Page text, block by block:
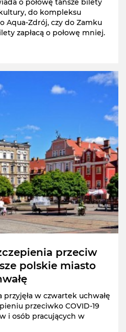
do kompleksu
Aqua-Zdrój, czy do Zamku
zapłacą o połowę mniej.
przeciw
polskie miasto
przyjęła w czwartek uchwałę
przeciwko COVID-19
i osób pracujących w